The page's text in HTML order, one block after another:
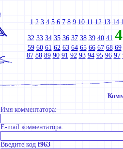
1 2 3 4 5 6 7 8 9 10 11 12 13 14
32 33 34 35 36 37 38 39 40 41
59 60 61 62 63 64 65 66 67 68 69
87 88 89 90 91 92 93 94 95 96 97
Имя комментатора:
E-mail комментатора:
Введите код f963